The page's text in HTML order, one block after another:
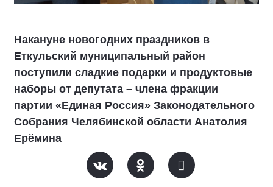
Накануне новогодних праздников в
Еткульский муниципальный район
поступили сладкие подарки и продуктовые
наборы от депутата – члена фракции
партии «Единая Россия» Законодательного
Собрания Челябинской области Анатолия
Ерёмина